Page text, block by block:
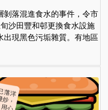
剝落混進食水的事件，令市
沙田豐和邨更換食水設施
出現黑色污垢雜質。有地區